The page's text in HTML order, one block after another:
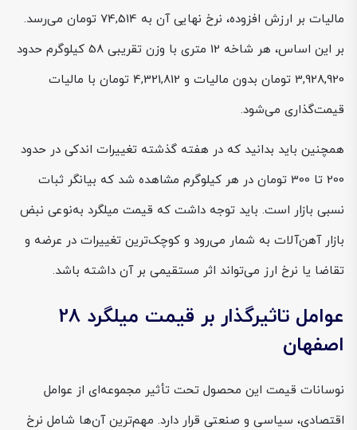
مالیات بر ارزش افزوده، نرخ نهایی آن به 74,514 تومان می‌رسد.
بر این اساس، هر شاخه 12 متری با وزن تقریبی 58 کیلوگرم حدود
3,928,920 تومان بدون مالیات و 4,321,812 تومان با مالیات
قیمت‌گذاری می‌شود.
همچنین باید بدانید که در هفته گذشته تغییرات اندکی در حدود
200 تا 300 تومان در هر کیلوگرم مشاهده شد که بیانگر ثبات
نسبی بازار است. باید توجه داشت که قیمت میلگرد به‌نوعی نبض
بازار آهن‌آلات به شمار می‌رود و کوچک‌ترین تغییرات در عرضه و
تقاضا یا نرخ ارز می‌تواند اثر مستقیمی بر آن داشته باشد.
عوامل تاثیرگذار بر قیمت میلگرد 28
اصفهان
نوسانات قیمت این محصول تحت تأثیر مجموعه‌ای از عوامل
اقتصادی، سیاسی و صنعتی قرار دارد. مهم‌ترین آن‌ها شامل نرخ